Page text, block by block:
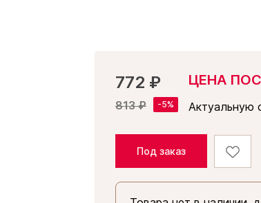
772 ₽
813 ₽
ЦЕНА
Актуальную
Под заказ